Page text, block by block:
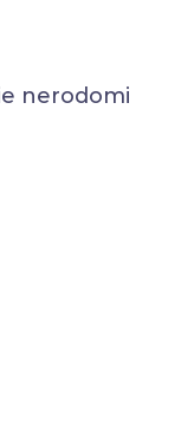
nerodomi